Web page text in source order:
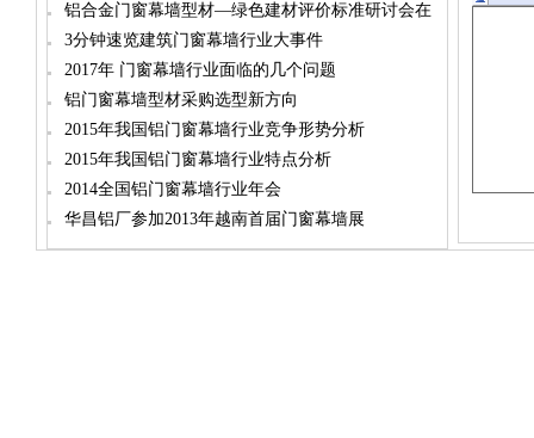
铝合金门窗幕墙型材—绿色建材评价标准研讨会在
南海举办
3分钟速览建筑门窗幕墙行业大事件
2017年 门窗幕墙行业面临的几个问题
铝门窗幕墙型材采购选型新方向
2015年我国铝门窗幕墙行业竞争形势分析
2015年我国铝门窗幕墙行业特点分析
2014全国铝门窗幕墙行业年会
华昌铝厂参加2013年越南首届门窗幕墙展